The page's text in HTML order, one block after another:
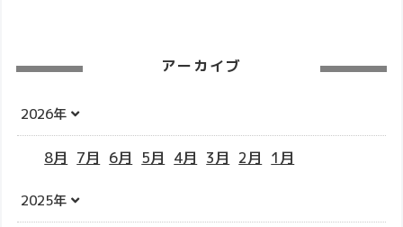
アーカイブ
2026年
8月 7月 6月 5月 4月 3月 2月 1月
2025年